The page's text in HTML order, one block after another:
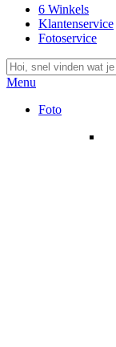
6 Winkels
Klantenservice
Fotoservice
Menu
Foto